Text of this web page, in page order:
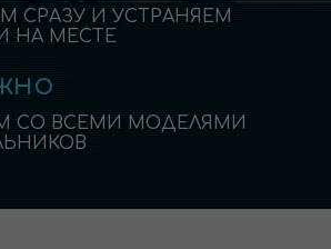
СРАЗУ И УСТРАНЯЕМ
НА МЕСТЕ
СО ВСЕМИ МОДЕЛЯМИ